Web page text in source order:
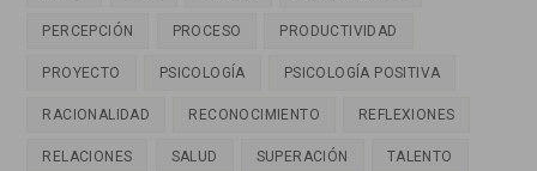
PERCEPCIÓN PROCESO PRODUCTIVIDAD
PROYECTO PSICOLOGÍA PSICOLOGÍA POSITIVA
RACIONALIDAD RECONOCIMIENTO REFLEXIONES
RELACIONES SALUD SUPERACIÓN TALENTO